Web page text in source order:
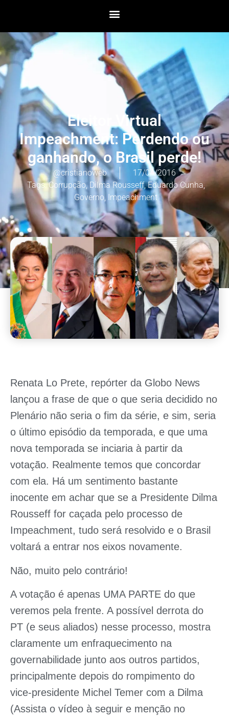
Eleitor Virtual
Impeachment: Perdendo ou
ganhando, o Brasil perde!
@cristianoweb
17/04/2016
Tags:Corrupção, Dilma Rousseff,Eduardo Cunha,
Governo, Impeachment
Renata Lo Prete, repórter da Globo News
lançou a frase de que o que seria decidido no
Plenário não seria o fim da série, e sim, seria
o último episódio da temporada, e que uma
nova temporada se inciaria à partir da
votação. Realmente temos que concordar
com ela. Há um sentimento bastante
inocente em achar que se a Presidente Dilma
Rousseff for caçada pelo processo de
Impeachment, tudo será resolvido e o Brasil
voltará a entrar nos eixos novamente.
Não, muito pelo contrário!
A votação é apenas UMA PARTE do que
veremos pela frente. A possível derrota do
PT (e seus aliados) nesse processo, mostra
claramente um enfraquecimento na
governabilidade junto aos outros partidos,
principalmente depois do rompimento do
vice-presidente Michel Temer com a Dilma
(Assista o vídeo à seguir e menção no